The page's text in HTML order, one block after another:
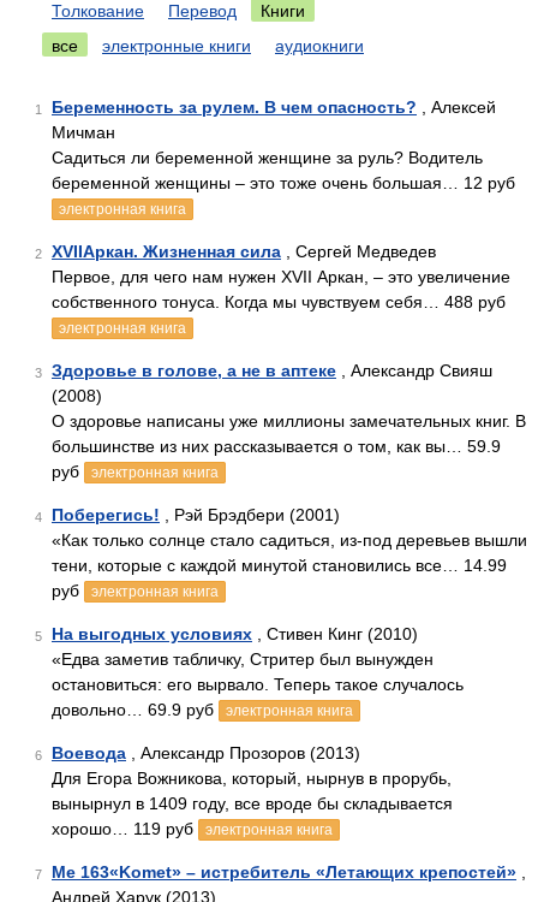
Толкование Перевод
Книги
все
электронные книги аудиокниги
1 Беременность за рулем. В чем опасность? , Алексей
Мичман
Садиться ли беременной женщине за руль? Водитель
беременной женщины – это тоже очень большая… 12 руб
электронная книга
2 XVIIАркан. Жизненная сила , Сергей Медведев
Первое, для чего нам нужен XVII Аркан, – это увеличение
собственного тонуса. Когда мы чувствуем себя… 488 руб
электронная книга
3 Здоровье в голове, а не в аптеке , Александр Свияш
(2008)
О здоровье написаны уже миллионы замечательных книг. В
большинстве из них рассказывается о том, как вы… 59.9
руб
электронная книга
4 Поберегись! , Рэй Брэдбери (2001)
«Как только солнце стало садиться, из-под деревьев вышли
тени, которые с каждой минутой становились все… 14.99
руб
электронная книга
5 На выгодных условиях , Стивен Кинг (2010)
«Едва заметив табличку, Стритер был вынужден
остановиться: его вырвало. Теперь такое случалось
довольно… 69.9 руб
электронная книга
6 Воевода , Александр Прозоров (2013)
Для Егора Вожникова, который, нырнув в прорубь,
вынырнул в 1409 году, все вроде бы складывается
хорошо… 119 руб
электронная книга
7 Me 163«Komet» – истребитель «Летающих крепостей»
Андрей Харук (2013)